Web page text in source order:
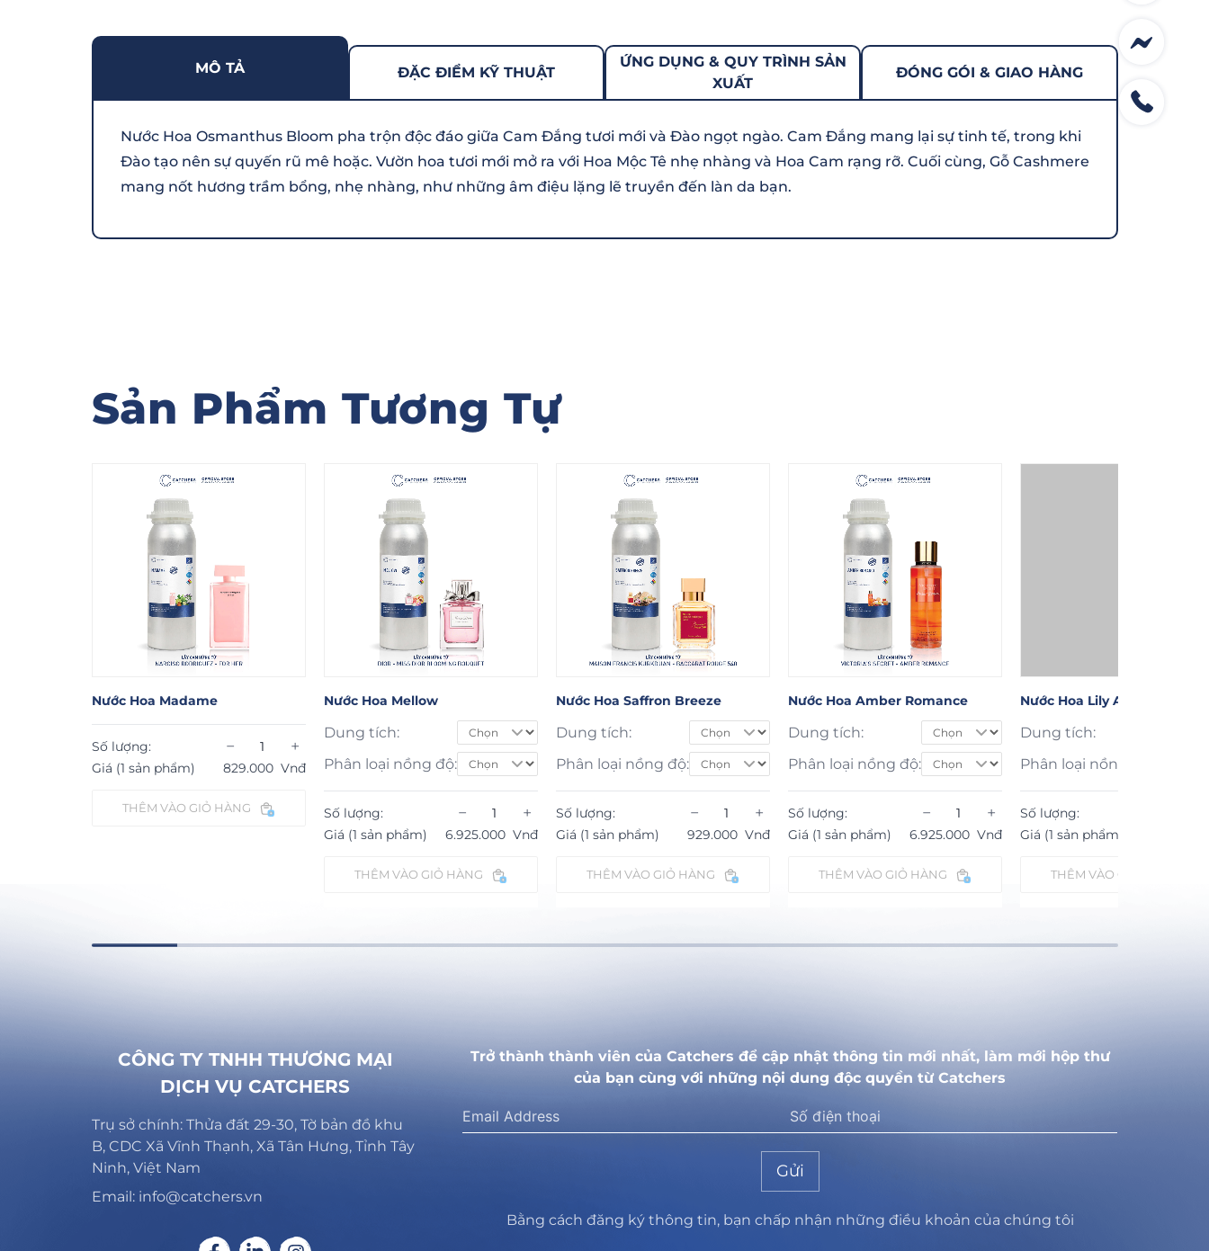
MÔ TẢ ĐẶC ĐIỂM KỸ THUẬT
ỨNG DỤNG & QUY TRÌNH SẢN
XUẤT
ĐÓNG GÓI & GIAO HÀNG
Nước Hoa Osmanthus Bloom pha trộn độc đáo giữa Cam Đắng tươi mới và Đào ngọt ngào. Cam Đắng mang lại sự tinh tế, trong khi
Đào tạo nên sự quyến rũ mê hoặc. Vườn hoa tươi mới mở ra với Hoa Mộc Tê nhẹ nhàng và Hoa Cam rạng rỡ. Cuối cùng, Gỗ Cashmere
mang nốt hương trầm bổng, nhẹ nhàng, như những âm điệu lặng lẽ truyền đến làn da bạn.
Sản Phẩm Tương Tự
Nước Hoa Madame
Số lượng: − +
Giá (1 sản phẩm) 829.000 Vnđ
THÊM VÀO GIỎ HÀNG
Nước Hoa Mellow
Dung tích:
Phân loại nồng độ:
Số lượng: − +
Giá (1 sản phẩm) 6.925.000 Vnđ
THÊM VÀO GIỎ HÀNG
Nước Hoa Saffron Breeze
Dung tích:
Phân loại nồng độ:
Số lượng: − +
Giá (1 sản phẩm) 929.000 Vnđ
THÊM VÀO GIỎ HÀNG
Nước Hoa Amber Romance
Dung tích:
Phân loại nồng độ:
Số lượng: − +
Giá (1 sản phẩm) 6.925.000 Vnđ
THÊM VÀO GIỎ HÀNG
Nước Hoa Lily Amber
Dung tích:
Phân loại nồng độ:
Số lượng:
Giá (1 sản phẩm)
THÊM VÀO GIỎ HÀNG
CÔNG TY TNHH THƯƠNG MẠI
DỊCH VỤ CATCHERS
Trụ sở chính: Thửa đất 29-30, Tờ bản đồ khu
B, CDC Xã Vĩnh Thạnh, Xã Tân Hưng, Tỉnh Tây
Ninh, Việt Nam
Email: info@catchers.vn
Trở thành thành viên của Catchers để cập nhật thông tin mới nhất, làm mới hộp thư
của bạn cùng với những nội dung độc quyền từ Catchers
Gửi
Bằng cách đăng ký thông tin, bạn chấp nhận những điều khoản của chúng tôi